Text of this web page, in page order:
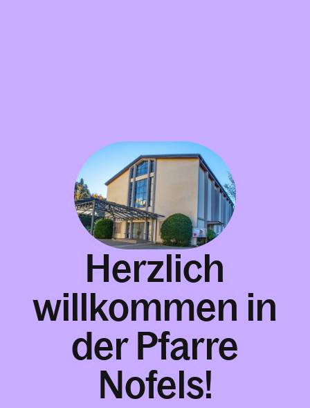
Herzlich
willkommen in
der Pfarre
Nofels!